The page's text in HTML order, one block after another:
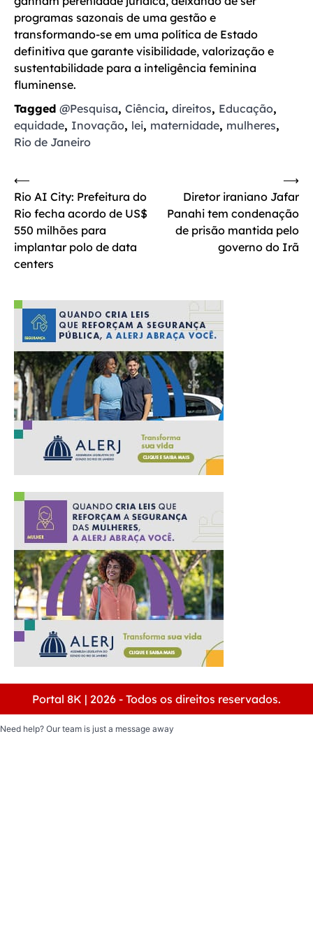
programas sazonais de uma gestão e
transformando-se em uma política de Estado
definitiva que garante visibilidade, valorização e
sustentabilidade para a inteligência feminina
fluminense.
Tagged @Pesquisa, Ciência, direitos, Educação,
equidade, Inovação, lei, maternidade, mulheres,
Rio de Janeiro
Navegação
de
Post
⟵
Rio AI City: Prefeitura do
Rio fecha acordo de US$
550 milhões para
implantar polo de data
centers
Diretor iraniano Jafar
Panahi tem condenação
de prisão mantida pelo
governo do Irã
⟶
Portal 8K | 2026 - Todos os direitos reservados.
Need help? Our team is just a message away